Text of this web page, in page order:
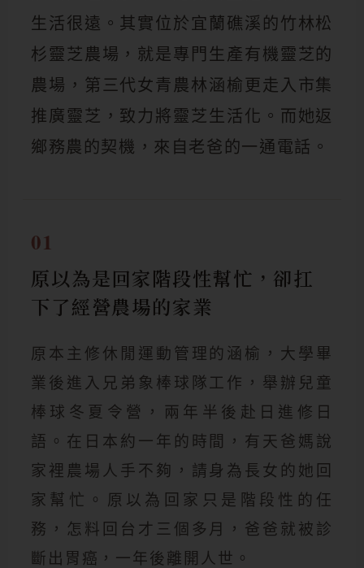
生活很遠。其實位於宜蘭礁溪的竹林松
杉靈芝農場，就是專門生產有機靈芝的
農場，第三代女青農林涵榆更走入市集
推廣靈芝，致力將靈芝生活化。而她返
鄉務農的契機，來自老爸的一通電話。
01
原以為是回家階段性幫忙，卻扛
下了經營農場的家業
原本主修休閒運動管理的涵榆，大學畢
業後進入兄弟象棒球隊工作，舉辦兒童
棒球冬夏令營，兩年半後赴日進修日
語。在日本約一年的時間，有天爸媽說
家裡農場人手不夠，請身為長女的她回
家幫忙。原以為回家只是階段性的任
務，怎料回台才三個多月，爸爸就被診
斷出胃癌，一年後離開人世。